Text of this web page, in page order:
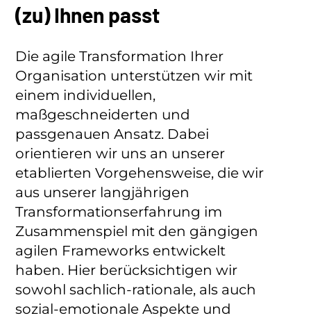
(zu) Ihnen passt
Die agile Transformation Ihrer
Organisation unterstützen wir mit
einem individuellen,
maßgeschneiderten und
passgenauen Ansatz. Dabei
orientieren wir uns an unserer
etablierten Vorgehensweise, ​die wir
aus unserer langjährigen
Transformationserfahrung im
Zusammenspiel mit den gängigen
agilen Frameworks entwickelt
haben. ​Hier berücksichtigen wir
sowohl sachlich-rationale, als auch
sozial-emotionale Aspekte und